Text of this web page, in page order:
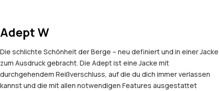
Adept W
Die schlichte Schönheit der Berge – neu definiert und in einer Jacke
zum Ausdruck gebracht. Die Adept ist eine Jacke mit
durchgehendem Reißverschluss, auf die du dich immer verlassen
kannst und die mit allen notwendigen Features ausgestattet